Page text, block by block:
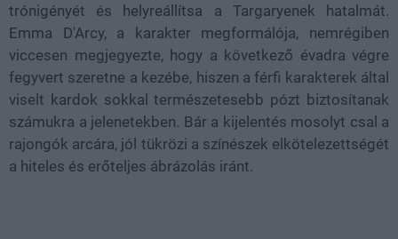
trónigényét és helyreállítsa a Targaryenek hatalmát.
Emma D'Arcy, a karakter megformálója, nemrégiben
viccesen megjegyezte, hogy a következő évadra végre
fegyvert szeretne a kezébe, hiszen a férfi karakterek által
viselt kardok sokkal természetesebb pózt biztosítanak
számukra a jelenetekben. Bár a kijelentés mosolyt csal a
rajongók arcára, jól tükrözi a színészek elkötelezettségét
a hiteles és erőteljes ábrázolás iránt.